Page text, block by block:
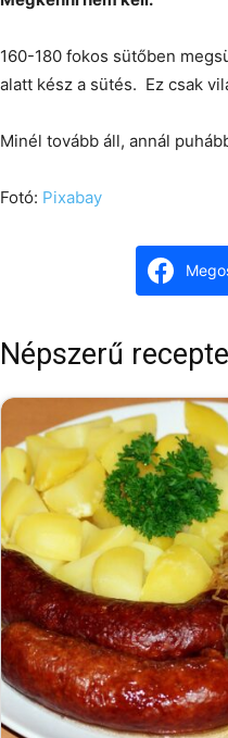
160-180 fokos sütőben
alatt kész a sütés. Ez csak
Minél tovább áll, annál
Fotó: Pixabay
Népszerű